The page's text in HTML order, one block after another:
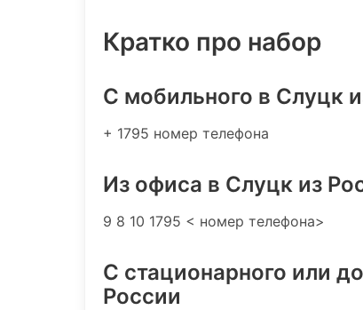
Кратко про набор
C мобильного в Слуцк
+ 1795 номер телефона
Из офиса в Слуцк из
9 8 10 1795 < номер телефона>
С стационарного или
России